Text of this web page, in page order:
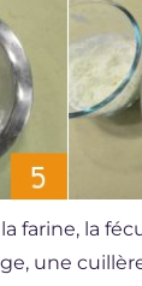
farine, la
une